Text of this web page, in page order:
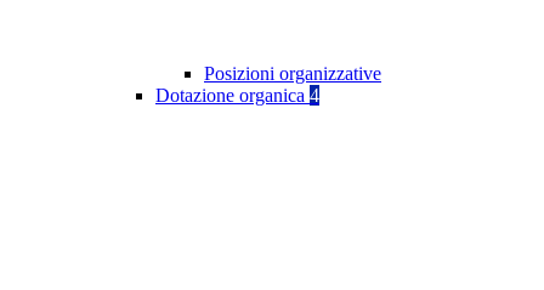
Posizioni organizzative
Dotazione organica 4